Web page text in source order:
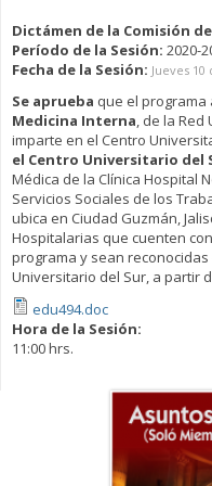
Dictámen de la Comisión
Período de la Sesión: 2020-
Fecha de la Sesión: Jueves 10
Se aprueba que el programa
Medicina Interna, de la
imparte en el Centro
el Centro Universitario del
Médica de la Clínica Hospital
Servicios Sociales de los
ubica en Ciudad Guzmán,
Hospitalarias que cuenten
programa y sean
Universitario del Sur, a partir
edu494.doc
Hora de la Sesión:
11:00 hrs.